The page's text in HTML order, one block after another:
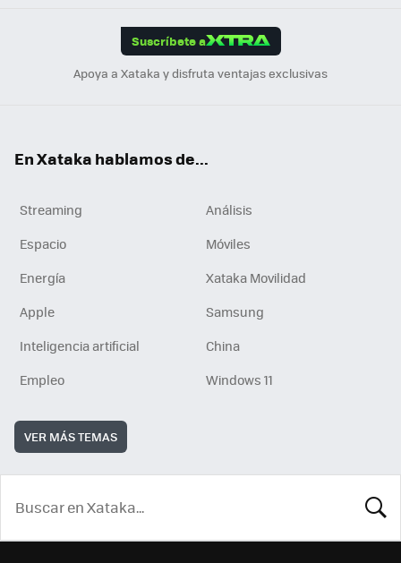
Suscríbete a
Apoya a Xataka y disfruta ventajas exclusivas
En Xataka hablamos de...
Streaming
Análisis
Espacio
Móviles
Energía
Xataka Movilidad
Apple
Samsung
Inteligencia artificial
China
Empleo
Windows 11
VER MÁS TEMAS